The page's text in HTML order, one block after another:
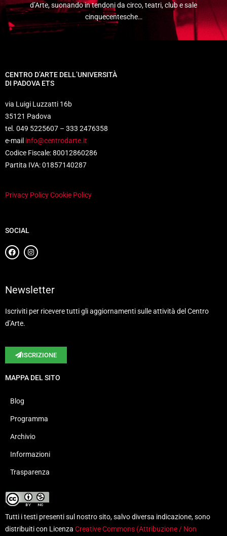
d’Arte, suonando in tendoni da circo, teatri, club e sale
cinquecentesche…
CENTRO D’ARTE DELL’UNIVERSITÀ
DI PADOVA ETS
via Luigi Luzzatti 16b
35121 Padova
tel. 049 5225607 – 333 2476358
e-mail info@centrodarte.it
Codice Fiscale: 80012860286
Partita IVA: 01857140287
Privacy PolicyCookie Policy
SOCIAL
Newsletter
Iscriviti per ricevere tutti gli aggiornamenti sulle attività del Centro
d’Arte.
ISCRIZIONE
MAPPA DEL SITO
Blog
Programma
Archivio
Informazioni
Trasparenza
Tutti i testi presenti sul nostro sito, salvo diversa indicazione, sono
distribuiti con Licenza Creative Commons (Attribuzione / Non